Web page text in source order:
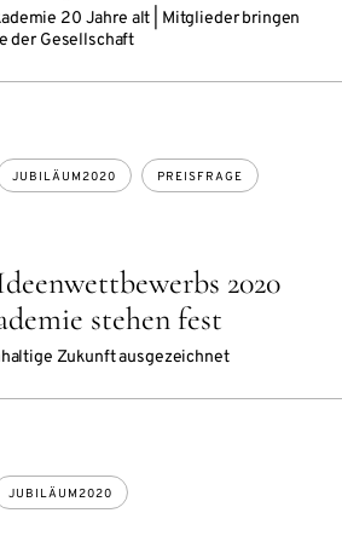
20 Jahre alt | Mitglieder bringen
der Gesellschaft
2020
stehen fest
Zukunft ausgezeichnet
JUBILÄUM2020 PREISFRAGE
JUBILÄUM2020